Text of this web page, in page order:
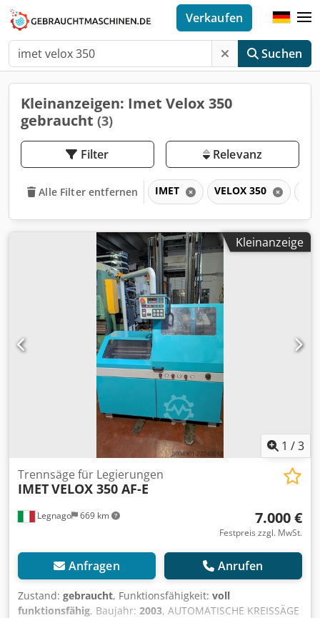
Suchen
Verkaufen
Kleinanzeigen: Imet Velox 350
gebraucht (3)
Filter Relevanz
Alle Filter entfernen IMET VELOX 350
Kleinanzeige
1 /3
Legnago 669 km
Trennsäge für Legierungen
IMETVELOX 350 AF-E
7.000 €
Festpreis zzgl. MwSt.
Anfragen Anrufen
Zustand: gebraucht, Funktionsfähigkeit: voll
funktionsfähig, Baujahr: 2003, AUTOMATISCHE KREISSÄGE